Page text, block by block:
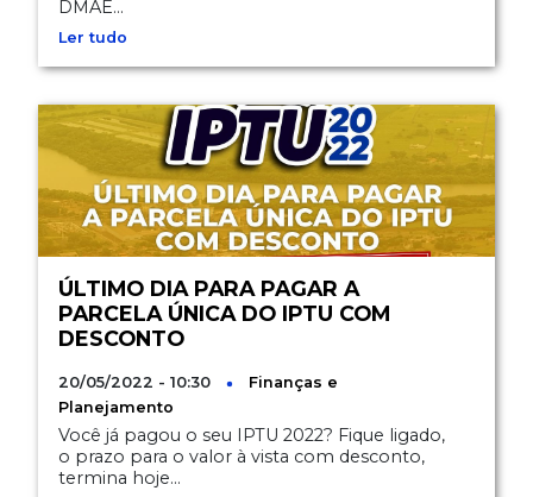
DMAE...
Ler tudo
ÚLTIMO DIA PARA PAGAR A
PARCELA ÚNICA DO IPTU COM
DESCONTO
20/05/2022 - 10:30
Finanças e
Planejamento
Você já pagou o seu IPTU 2022? Fique ligado,
o prazo para o valor à vista com desconto,
termina hoje...